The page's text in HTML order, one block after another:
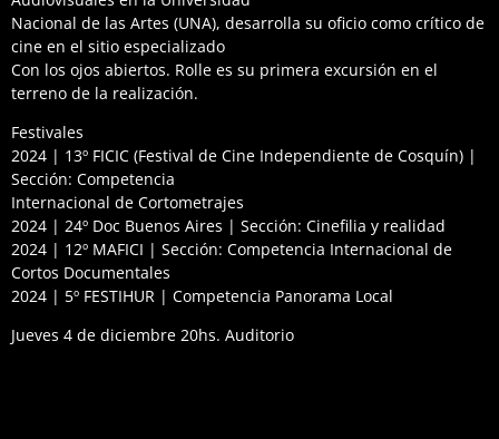
Nacional de las Artes (UNA), desarrolla su oficio como crítico de
cine en el sitio especializado
Con los ojos abiertos. Rolle es su primera excursión en el
terreno de la realización.
Festivales
2024 | 13º FICIC (Festival de Cine Independiente de Cosquín) |
Sección: Competencia
Internacional de Cortometrajes
2024 | 24º Doc Buenos Aires | Sección: Cinefilia y realidad
2024 | 12º MAFICI | Sección: Competencia Internacional de
Cortos Documentales
2024 | 5º FESTIHUR | Competencia Panorama Local
Jueves 4 de diciembre 20hs. Auditorio